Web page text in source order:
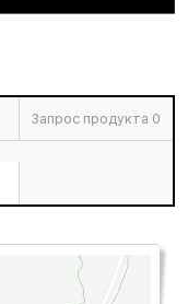
Запрос продукта 0